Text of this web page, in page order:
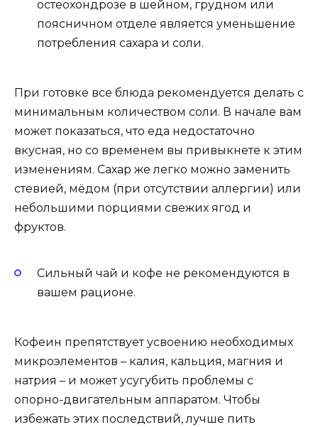
остеохондрозе в шейном, грудном или
поясничном отделе является уменьшение
потребления сахара и соли.
При готовке все блюда рекомендуется делать с
минимальным количеством соли. В начале вам
может показаться, что еда недостаточно
вкусная, но со временем вы привыкнете к этим
изменениям. Сахар же легко можно заменить
стевией, мёдом (при отсутствии аллергии) или
небольшими порциями свежих ягод и
фруктов.
Сильный чай и кофе не рекомендуются в
вашем рационе.
Кофеин препятствует усвоению необходимых
микроэлементов – калия, кальция, магния и
натрия – и может усугубить проблемы с
опорно-двигательным аппаратом. Чтобы
избежать этих последствий, лучше пить